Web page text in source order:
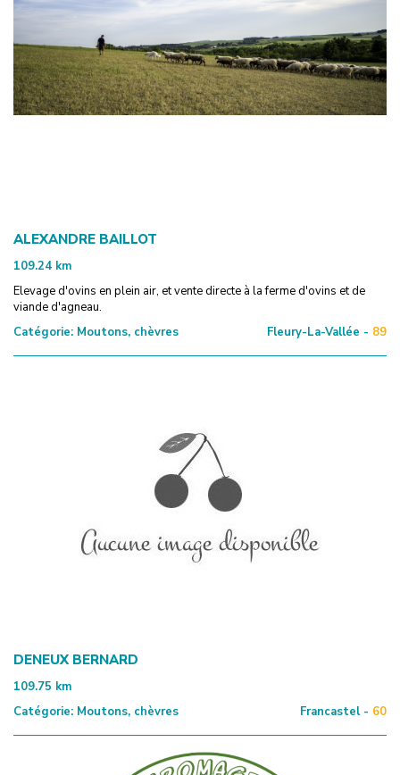
ALEXANDRE BAILLOT
109.24 km
Elevage d'ovins en plein air, et vente directe à la ferme d'ovins et de
viande d'agneau.
Catégorie: Moutons, chèvres Fleury-La-Vallée - 89
DENEUX BERNARD
109.75 km
Catégorie: Moutons, chèvres Francastel - 60